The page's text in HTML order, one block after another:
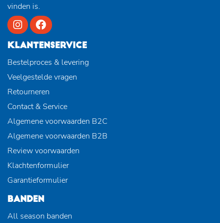
vinden is.
KLANTENSERVICE
Bestelproces & levering
Veelgestelde vragen
Retourneren
Contact & Service
Algemene voorwaarden B2C
Algemene voorwaarden B2B
Review voorwaarden
Klachtenformulier
Garantieformulier
BANDEN
All season banden